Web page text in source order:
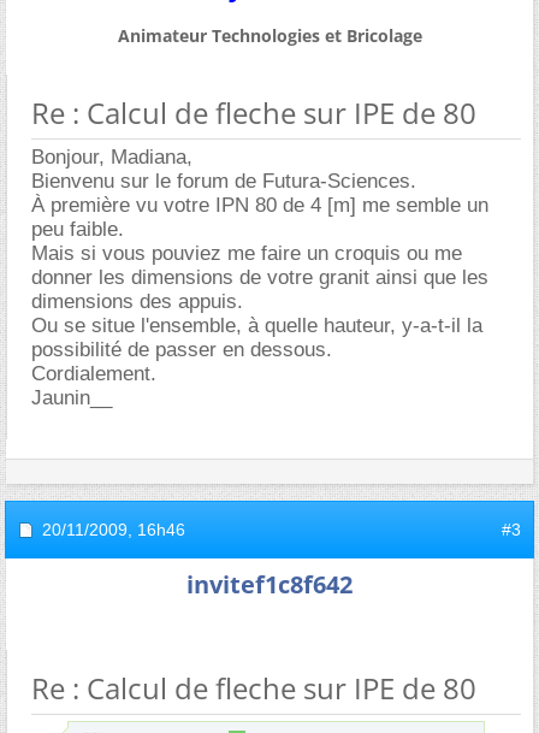
Animateur Technologies et Bricolage
Re : Calcul de fleche sur IPE de 80
Bonjour, Madiana,
Bienvenu sur le forum de Futura-Sciences.
À première vu votre IPN 80 de 4 [m] me semble un
peu faible.
Mais si vous pouviez me faire un croquis ou me
donner les dimensions de votre granit ainsi que les
dimensions des appuis.
Ou se situe l'ensemble, à quelle hauteur, y-a-t-il la
possibilité de passer en dessous.
Cordialement.
Jaunin__
20/11/2009, 16h46 #3
invitef1c8f642
Re : Calcul de fleche sur IPE de 80